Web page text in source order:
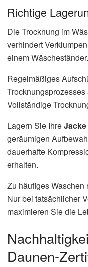
Richtige
Die Trocknung im
verhindert
einem Wäscheständer.
Regelmäßiges
Vollständige
Lagern Sie IhreJacke
geräumigen
dauerhafte
erhalten.
Zu häufiges
Nur bei tatsächlicher
maximieren Sie die
Daunen-